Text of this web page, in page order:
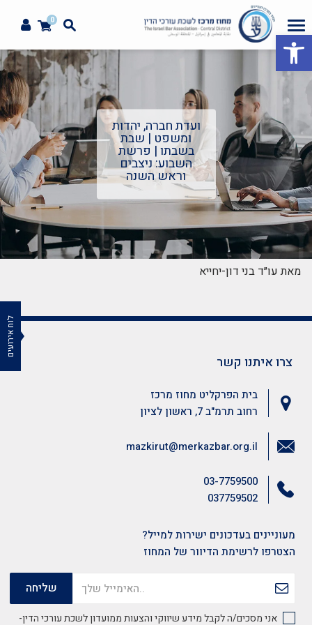
פתח סרגל נגישות
0
ועדת חברה, יהדות
ומשפט | שבת
בשבתו | פרשת
השבוע: ניצבים
וראש השנה
מאת עו״ד בני דון-יחייא
צרו איתנו קשר
בית הפרקליט מחוז מרכז
רחוב תרמ"ב 7, ראשון לציון
03-7759500
037759502
mazkirut@merkazbar.org.il
מעוניינים בעדכונים ישירות למייל?
הצטרפו לרשימת הדיוור של המחוז
אני מסכים/ה לקבל מידע שיווקי והצעות ממועדון לשכת עורכי הדין-
לוח אירועים